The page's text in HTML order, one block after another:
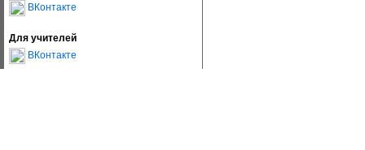
ВКонтакте
Для учителей
ВКонтакте